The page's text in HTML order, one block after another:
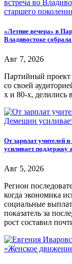
«Летние вечера» в
Владивостоке
Авг 7, 2026
Партийный проект
со своей
х и 80-х,
От зарплат учителей
усиливает поддержку
Авг 5, 2026
Регион
когда экономика
социальные
показатель за
рост составил